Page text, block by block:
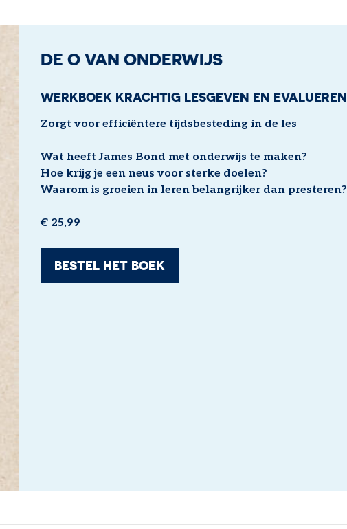
DE O VAN ONDERWIJS
WERKBOEK KRACHTIG LESGEVEN EN EVALUEREN
Zorgt voor efficiëntere tijdsbesteding in de les
Wat heeft James Bond met onderwijs te maken?
Hoe krijg je een neus voor sterke doelen?
Waarom is groeien in leren belangrijker dan presteren?
€ 25,99
BESTEL HET BOEK